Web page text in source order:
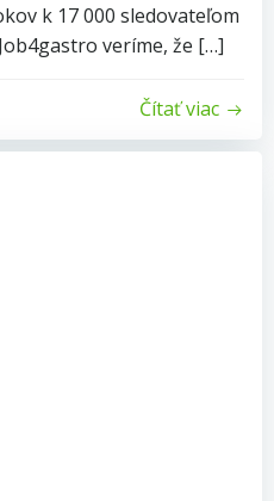
k 17 000 sledovateľom
veríme, že […]
Čítať viac